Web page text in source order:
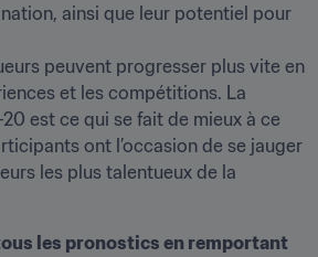
ainsi que leur potentiel pour
peuvent progresser plus vite en
et les compétitions. La
est ce qui se fait de mieux à ce
ont l’occasion de se jauger
les plus talentueux de la
les pronostics en remportant